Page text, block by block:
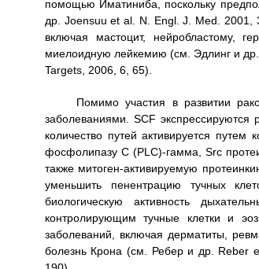
помощью Иматиниба, поскольку
др. Joensuu et al. N. Engl. J. Med. 2001,
включая мастоцит, нейробластому,
миелоидную лейкемию (см. Эдлинг и
Targets, 2006, 6, 65).
Помимо участия в развитии
заболеваниями. SCF
количество путей активируется
фосфолипазу С (PLC)-гамма, Src
также митоген-активируемую
уменьшить пенентрацию тучных
биологическую активность
контролирующим тучные клетки и
заболеваний, включая дерматиты,
болезнь Крона (см. Ребер и др. Reber